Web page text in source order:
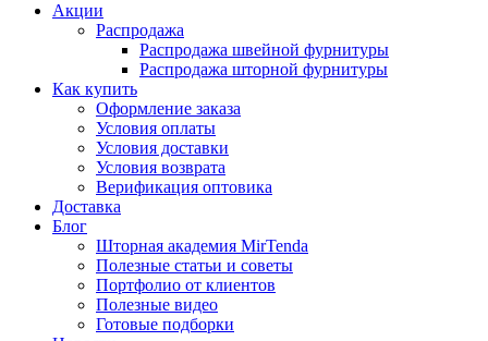
Акции
Распродажа
Распродажа швейной фурнитуры
Распродажа шторной фурнитуры
Как купить
Оформление заказа
Условия оплаты
Условия доставки
Условия возврата
Верификация оптовика
Доставка
Блог
Шторная академия MirTenda
Полезные статьи и советы
Портфолио от клиентов
Полезные видео
Готовые подборки